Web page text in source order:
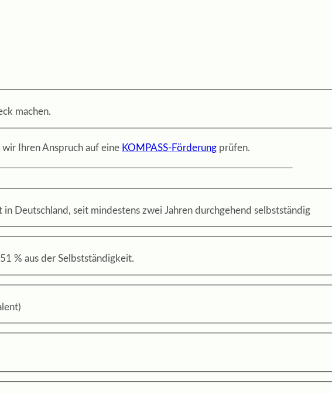
machen.
Ihren Anspruch auf eine KOMPASS-Förderung prüfen.
Deutschland, seit mindestens zwei Jahren durchgehend selbstständig
% aus der Selbstständigkeit.